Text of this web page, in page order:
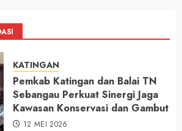
KATINGAN
Pemkab Katingan dan Balai TN
Sebangau Perkuat Sinergi Jaga
Kawasan Konservasi dan Gambut
12 MEI 2026